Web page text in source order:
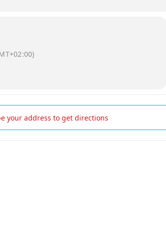
- Helene Bukowski: »Wer möchte nicht im